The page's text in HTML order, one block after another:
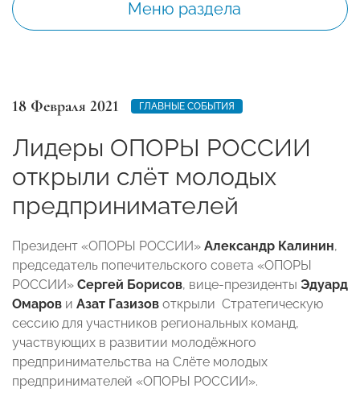
Меню раздела
18 Февраля 2021 ГЛАВНЫЕ СОБЫТИЯ
Лидеры ОПОРЫ РОССИИ
открыли слёт молодых
предпринимателей
Президент «ОПОРЫ РОССИИ» Александр Калинин,
председатель попечительского совета «ОПОРЫ
РОССИИ» Сергей Борисов, вице-президенты Эдуард
Омаров и Азат Газизов открыли Стратегическую
сессию для участников региональных команд,
участвующих в развитии молодёжного
предпринимательства на Слёте молодых
предпринимателей «ОПОРЫ РОССИИ».